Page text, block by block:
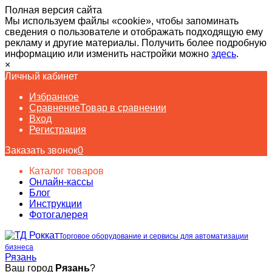
Полная версия сайта
Мы используем файлы «cookie», чтобы запоминать
сведения о пользователе и отображать подходящую ему
рекламу и другие материалы. Получить более подробную
информацию или изменить настройки можно здесь.
×
Личный кабинет
Избранное
СравнениеТовар в сравнении
Вход
Регистрация
Заказать звонок0
Каталог товаров
Онлайн-кассы
Блог
Инструкции
Фотогалерея
Торговое оборудование и сервисы для автоматизации
бизнеса
Рязань
Ваш город Рязань?